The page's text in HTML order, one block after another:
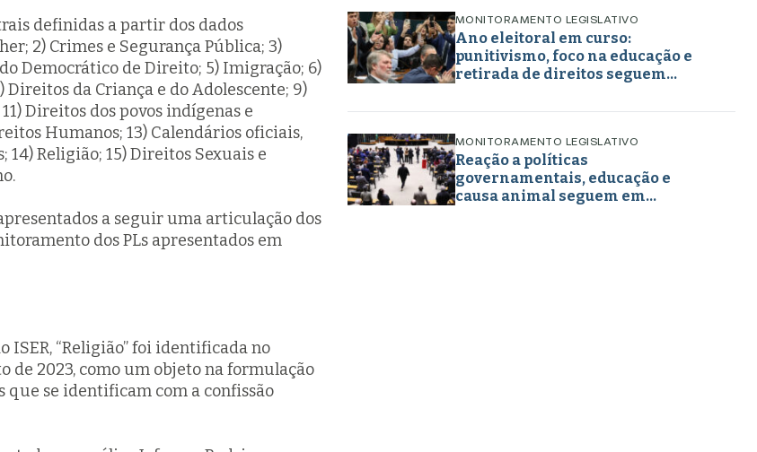
definidas a partir dos dados
2) Crimes e Segurança Pública; 3)
Democrático de Direito; 5) Imigração; 6)
Direitos da Criança e do Adolescente; 9)
Direitos dos povos indígenas e
Humanos; 13) Calendários oficiais,
Religião; 15) Direitos Sexuais e
a seguir uma articulação dos
dos PLs apresentados em
“Religião” foi identificada no
de 2023, como um objeto na formulação
que se identificam com a confissão
MONITORAMENTO LEGISLATIVO
Ano eleitoral em curso:
punitivismo, foco na educação e
retirada de direitos seguem
2026
MONITORAMENTO LEGISLATIVO
Reação a políticas
governamentais, educação e
causa animal seguem em